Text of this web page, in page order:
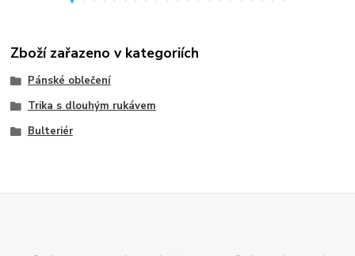
Zboží zařazeno v kategoriích
Pánské oblečení
Trika s dlouhým rukávem
Bulteriér